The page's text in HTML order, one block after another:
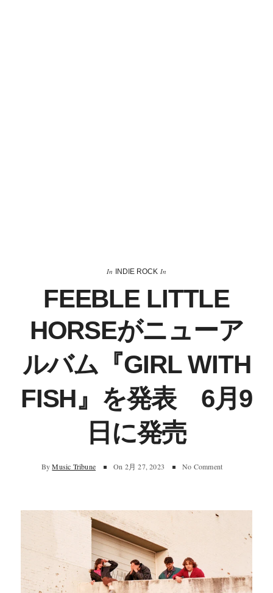
In INDIE ROCK In
FEEBLE LITTLE
HORSEがニューア
ルバム『GIRL WITH
FISH』を発表 6月9
日に発売
By Music Tribune On 2月 27, 2023 No Comment